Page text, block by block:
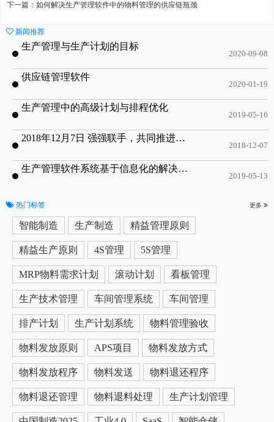
下一篇：如何解决生产管理软件中的物料管理的供应链瓶颈
新闻推荐
生产管理与生产计划的目标
2020-09-08
供应链管理软件
2020-01-19
生产管理中的高级计划与排程优化
2019-05-16
2018年12月7日 强强联手，共同推进电子器件领域APS应用典范 风华高科生产自动化工业互联网应用项目-APS项目启动会
2018-12-07
生产管理软件系统基于信息化的解决方案
2019-05-13
热门标签 更多
智能制造 生产制造 精益管理原则
精益生产原则 4S管理 5S管理
MRP物料需求计划 滚动计划 看板管理
生产技术管理 车间管理系统 车间管理
排产计划 生产计划系统 物料管理验收
物料发放原则 APS项目 物料发放方式
物料发放程序 物料发送 物料退还程序
物料退还管理 物料退料处理 生产计划管理